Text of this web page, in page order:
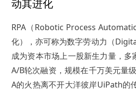
动其进化
RPA（Robotic Process
化），亦可称为数字劳动力（
成为资本市场上一股新生力量，多
A/B轮次融资，规模在千万美元量
A的火热离不开大洋彼岸UiPath的